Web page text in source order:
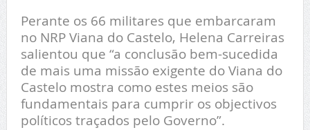
Perante os 66 militares que embarcaram
no NRP Viana do Castelo, Helena Carreiras
salientou que “a conclusão bem-sucedida
de mais uma missão exigente do Viana do
Castelo mostra como estes meios são
fundamentais para cumprir os objectivos
políticos traçados pelo Governo”.